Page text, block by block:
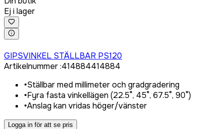
Ej i lager
GIPSVINKEL STÄLLBAR PS120
Artikelnummer:414884414884
•Ställbar med millimeter och gradgradering
•Fyra fasta vinkellägen (22.5°, 45°, 67.5°, 90°)
•Anslag kan vridas höger/vänster
Logga in för att se pris